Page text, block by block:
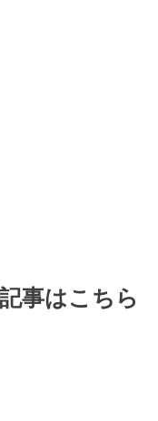
事はこちら